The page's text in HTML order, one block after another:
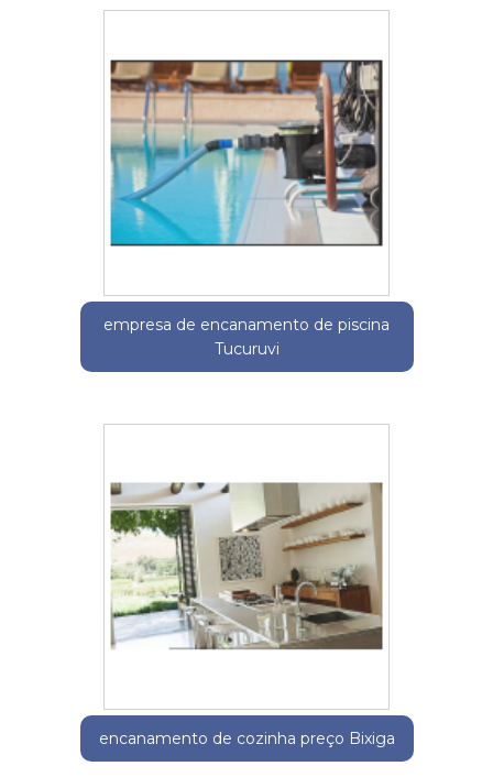
empresa de encanamento de piscina
Tucuruvi
encanamento de cozinha preço Bixiga